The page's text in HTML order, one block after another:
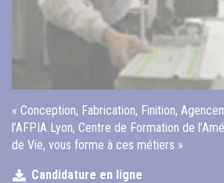
« Conception, Fabrication, Finition,
l’AFPIA Lyon, Centre de Formation de
de Vie, vous forme à ces métiers »
Candidature en ligne